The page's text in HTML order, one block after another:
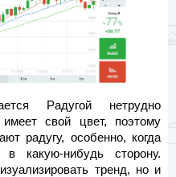
Радугой нетрудно
свой цвет, поэтому
радугу, особенно, когда
какую-нибудь сторону.
тренд, но и